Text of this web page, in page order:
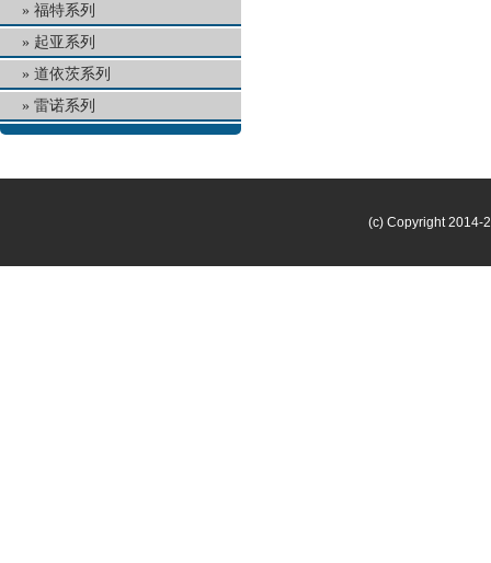
福特系列
起亚系列
道依茨系列
雷诺系列
(c) Copyright 2014-